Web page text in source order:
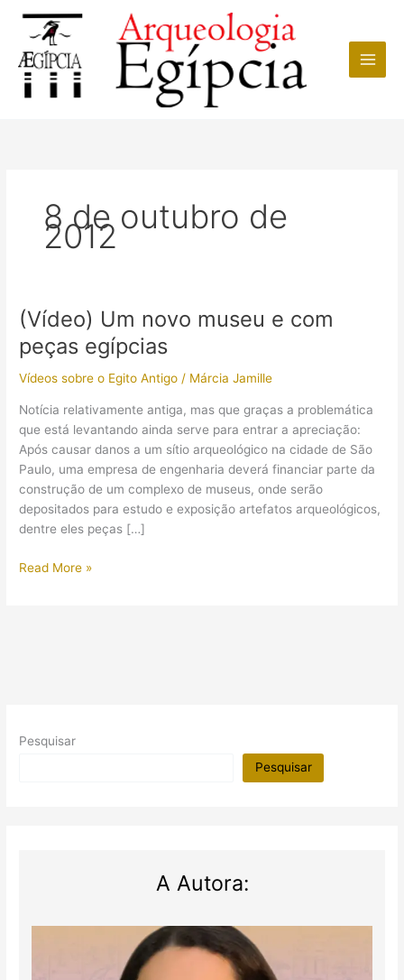
conteúdo
8 de outubro de
2012
(Vídeo) Um novo museu e com
peças egípcias
Vídeos sobre o Egito Antigo / Márcia Jamille
Notícia relativamente antiga, mas que graças a problemática
que está levantando ainda serve para entrar a apreciação:
Após causar danos a um sítio arqueológico na cidade de São
Paulo, uma empresa de engenharia deverá financiar parte da
construção de um complexo de museus, onde serão
depositados para estudo e exposição artefatos arqueológicos,
dentre eles peças […]
(Vídeo)
Read More »
Pesquisar
Pesquisar
A Autora: